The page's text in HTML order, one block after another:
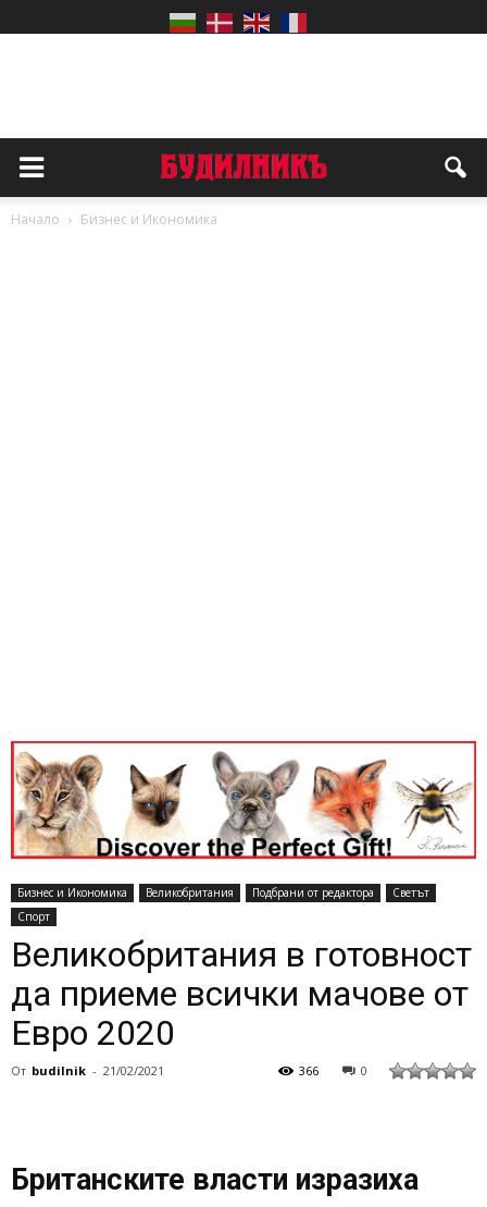
Начало Бизнес и Икономика
Бизнес и Икономика Великобритания Подбрани от редактора
Светът
Спорт
Великобритания в готовност
да приеме всички мачове от
Евро 2020
От budilnik - 21/02/2021 0
366
Британските власти изразиха